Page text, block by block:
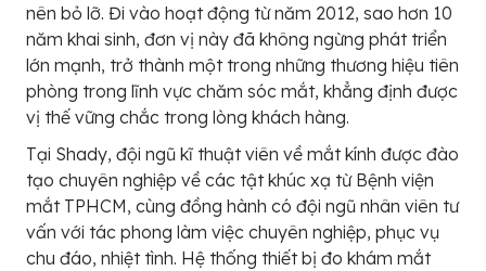
nên bỏ lỡ. Đi vào hoạt động từ năm 2012, sao hơn 10
năm khai sinh, đơn vị này đã không ngừng phát triển
lớn mạnh, trở thành một trong những thương hiệu tiên
phòng trong lĩnh vực chăm sóc mắt, khẳng định được
vị thế vững chắc trong lòng khách hàng.
Tại Shady, đội ngũ kĩ thuật viên về mắt kính được đào
tạo chuyên nghiệp về các tật khúc xạ từ Bệnh viện
mắt TPHCM, cùng đồng hành có đội ngũ nhân viên tư
vấn với tác phong làm việc chuyên nghiệp, phục vụ
chu đáo, nhiệt tình. Hệ thống thiết bị đo khám mắt